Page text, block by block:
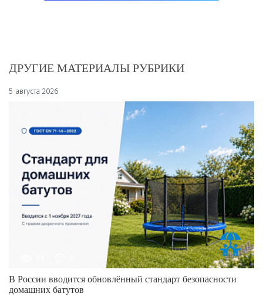
ДРУГИЕ МАТЕРИАЛЫ РУБРИКИ
5 августа 2026
В России вводится обновлённый стандарт безопасности
домашних батутов